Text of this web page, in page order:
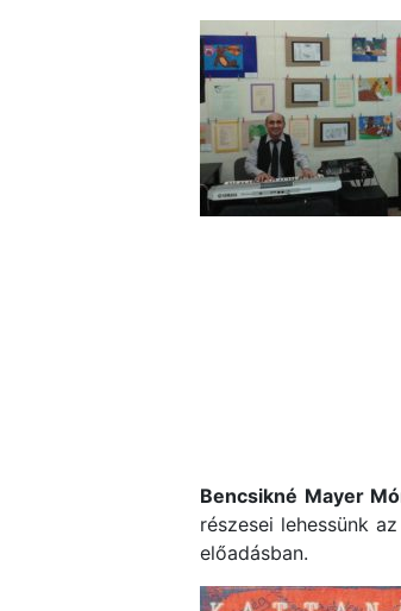
Bencsikné Mayer
részesei lehessünk
előadásban.